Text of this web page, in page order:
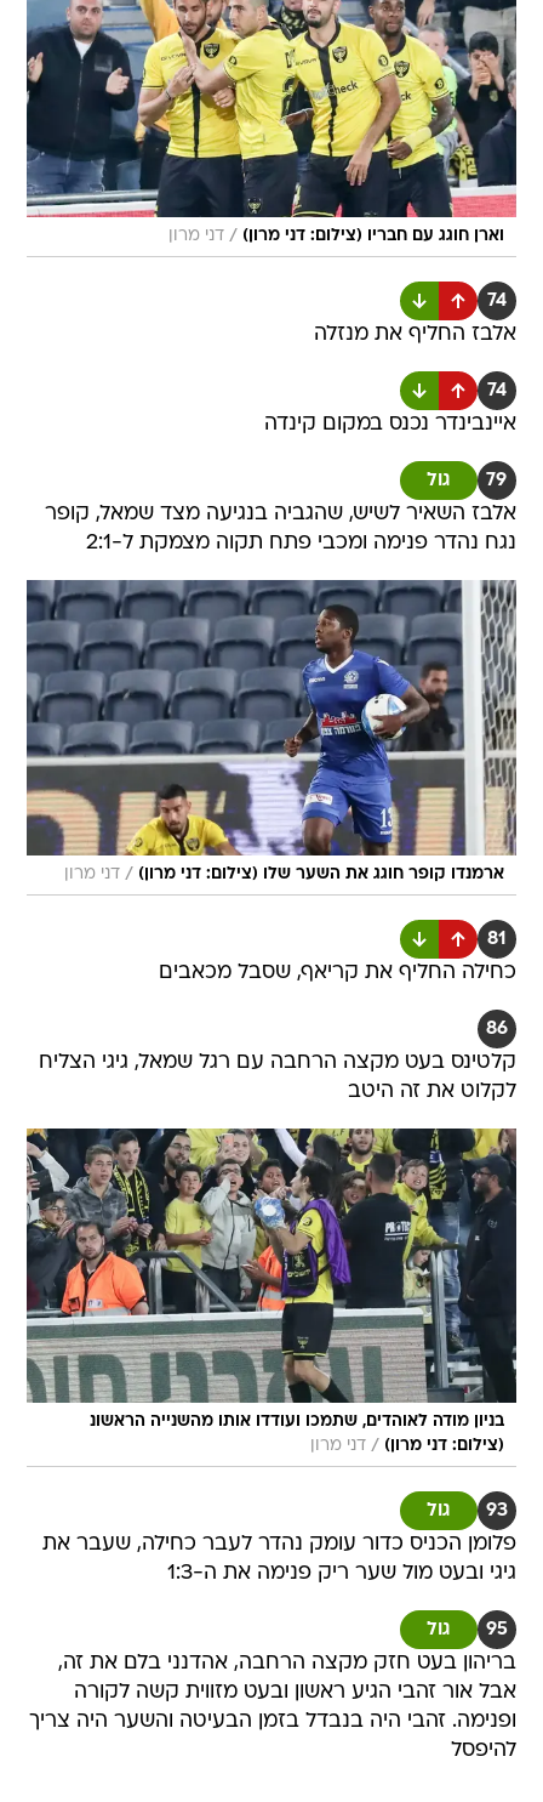
וארן חוגג עם חבריו (צילום: דני מרון) / דני מרון
74
אלבז החליף את מנזלה
74
איינבינדר נכנס במקום קינדה
79 גול
אלבז השאיר לשיש, שהגביה בנגיעה מצד שמאל, קופר
נגח נהדר פנימה ומכבי פתח תקוה מצמקת ל-2:1
ארמנדו קופר חוגג את השער שלו (צילום: דני מרון) / דני מרון
81
כחילה החליף את קריאף, שסבל מכאבים
86
קלטינס בעט מקצה הרחבה עם רגל שמאל, גיגי הצליח
לקלוט את זה היטב
בניון מודה לאוהדים, שתמכו ועודדו אותו מהשנייה הראשונ
(צילום: דני מרון) / דני מרון
93 גול
פלומן הכניס כדור עומק נהדר לעבר כחילה, שעבר את
גיגי ובעט מול שער ריק פנימה את ה-1:3
95 גול
בריהון בעט חזק מקצה הרחבה, אהדנני בלם את זה,
אבל אור זהבי הגיע ראשון ובעט מזווית קשה לקורה
ופנימה. זהבי היה בנבדל בזמן הבעיטה והשער היה צריך
להיפסל